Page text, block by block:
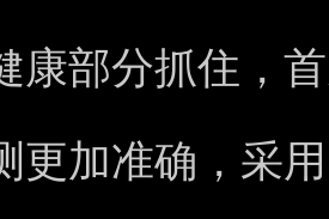
康部分抓住，
更加准确，采